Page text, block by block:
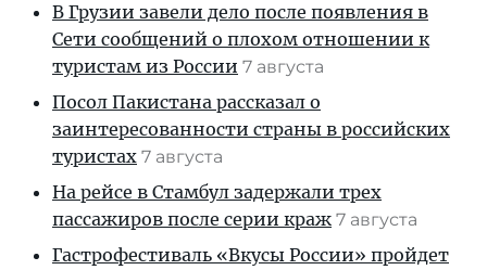
В Грузии завели дело после появления в
Сети сообщений о плохом отношении к
туристам из России 7 августа
Посол Пакистана рассказал о
заинтересованности страны в российских
туристах 7 августа
На рейсе в Стамбул задержали трех
пассажиров после серии краж 7 августа
Гастрофестиваль «Вкусы России» пройдет